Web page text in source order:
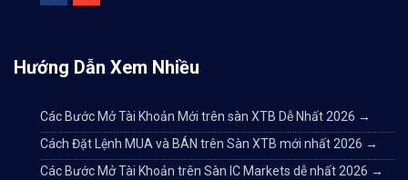
Hướng Dẫn Xem Nhiều
Các Bước Mở Tài Khoản Mới trên sàn XTB Dễ Nhất 2026 →
Cách Đặt Lệnh MUA và BÁN trên Sàn XTB mới nhất 2026 →
Các Bước Mở Tài Khoản trên Sàn IC Markets dễ nhất 2026 →